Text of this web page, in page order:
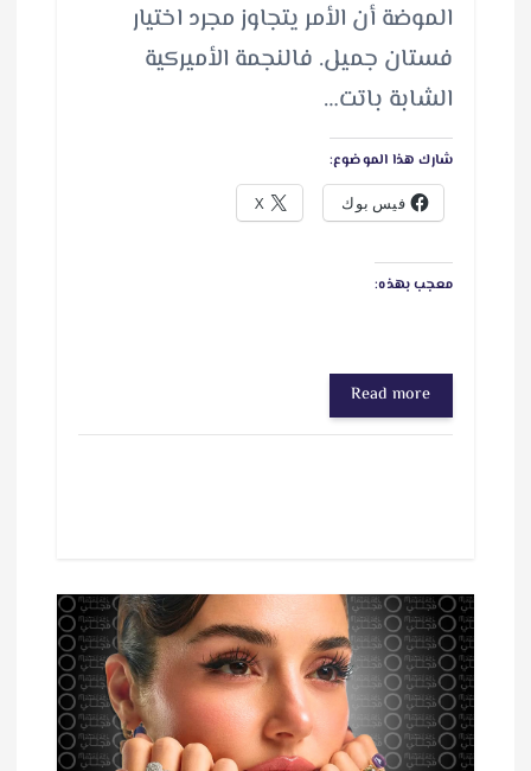
الموضة أن الأمر يتجاوز مجرد اختيار
فستان جميل. فالنجمة الأميركية
الشابة باتت…
شارك هذا الموضوع:
فيس بوك X
معجب بهذه:
Read more